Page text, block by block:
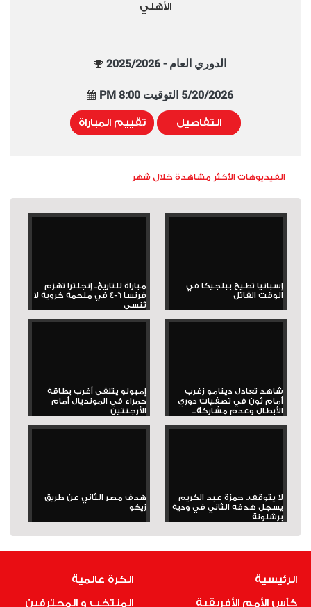
الأهلي
الدوري العام - 2025/2026
5/20/2026 التوقيت 8:00 PM
التفاصيل تقييم المباراة
الفيديوهات الأكثر مشاهدة خلال شهر
إسبانيا تطيح ببلجيكا في
الوقت القاتل
مباراة للتاريخ.. إنجلترا تهزم
فرنسا 6-4 في ملحمة كروية لا
تُنسى
شاهد تعادل دينامو زغرب
أمام ثون في تصفيات دوري
الأبطال وعدم مشاركة...
إمبولو يتلقى أغرب بطاقة
حمراء في المونديال أمام
الأرجنتين
لا يتوقف.. حمزة عبد الكريم
يسجل هدفه الثاني في ودية
برشلونة
هدف مصر الثاني عن طريق
زيكو
الرئيسية
كأس الأمم الأفريقية
الكرة عالمية
المنتخب و المحترفين